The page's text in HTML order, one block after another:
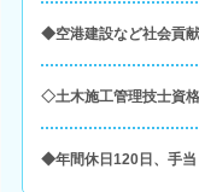
◆空港建設など社会貢
◇土木施工管理技士資
◆年間休日120日、手当